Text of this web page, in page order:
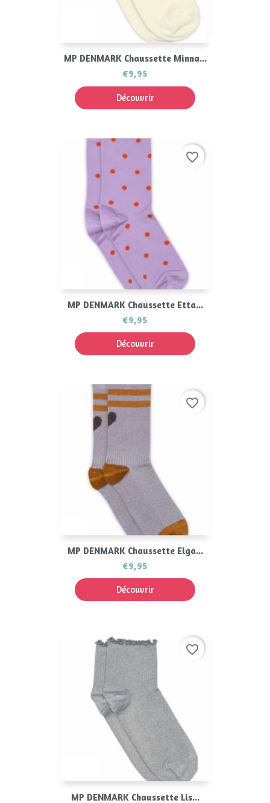
MP DENMARK Chaussette Minna...
€9,95
Découvrir
MP DENMARK Chaussette Etta...
€9,95
Découvrir
favorite_border
MP DENMARK Chaussette Elga...
€9,95
Découvrir
favorite_border
MP DENMARK Chaussette Lis...
favorite_border